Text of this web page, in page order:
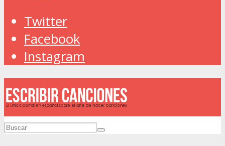
Twitter
Facebook
Instagram